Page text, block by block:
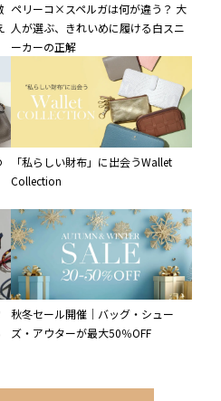
ペリーコ×スペルガは何が違う？ 大
人が選ぶ、きれいめに履ける白スニ
ーカーの正解
「私らしい財布」に出会うWallet
Collection
秋冬セール開催｜バッグ・シュー
ズ・アウターが最大50％OFF